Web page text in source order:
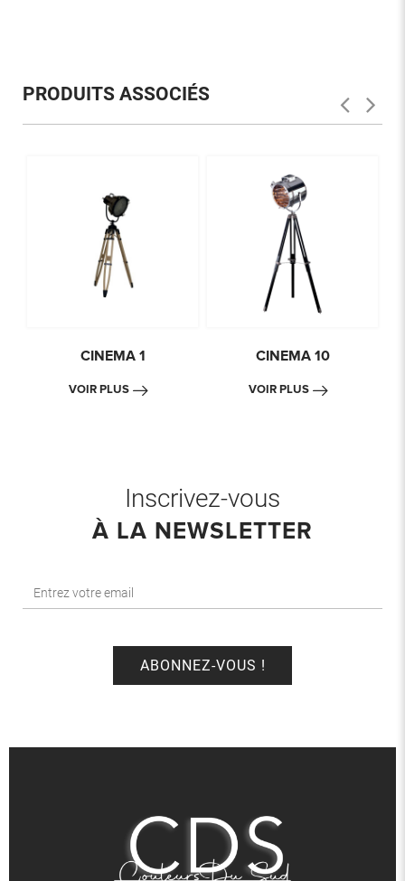
PRODUITS ASSOCIÉS
CINEMA 1
VOIR PLUS
CINEMA 10
VOIR PLUS
Inscrivez-vous
À LA NEWSLETTER